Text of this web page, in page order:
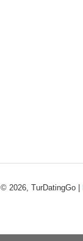
© 2026, TurDatingGo |